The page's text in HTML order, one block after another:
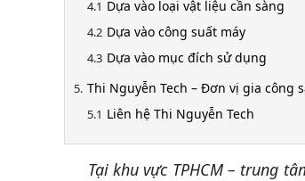
Dựa vào loại vật liệu cần sàng
Dựa vào công suất máy
Dựa vào mục đích sử dụng
Thi Nguyễn Tech – Đơn vị gia công
Liên hệ Thi Nguyễn Tech
Tại khu vực TPHCM – trung